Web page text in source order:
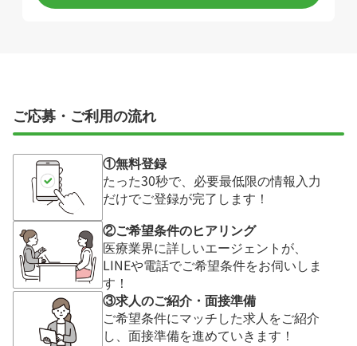
ご応募・ご利用の流れ
①無料登録
たった30秒で、必要最低限の情報入力
だけでご登録が完了します！
②ご希望条件のヒアリング
医療業界に詳しいエージェントが、
LINEや電話でご希望条件をお伺いしま
す！
③求人のご紹介・面接準備
ご希望条件にマッチした求人をご紹介
し、面接準備を進めていきます！